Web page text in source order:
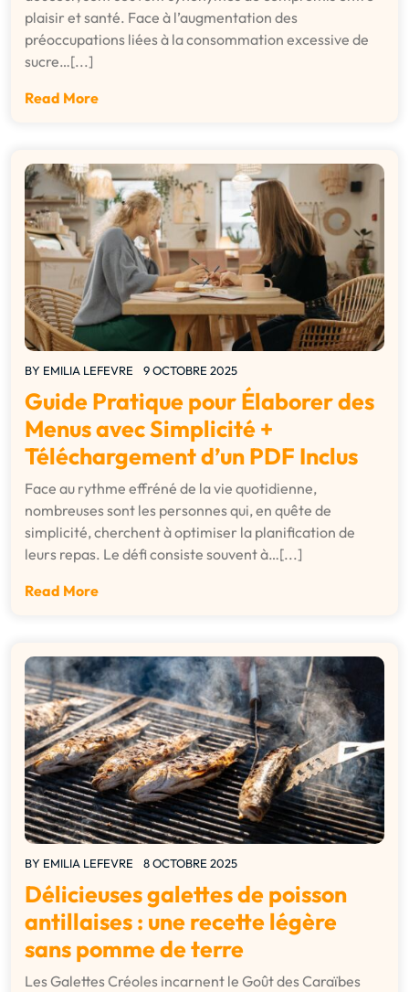
plaisir et santé. Face à l’augmentation des
préoccupations liées à la consommation excessive de
sucre…[...]
Read More
BY EMILIA LEFEVRE 9 OCTOBRE 2025
Guide Pratique pour Élaborer des
Menus avec Simplicité +
Téléchargement d’un PDF Inclus
Face au rythme effréné de la vie quotidienne,
nombreuses sont les personnes qui, en quête de
simplicité, cherchent à optimiser la planification de
leurs repas. Le défi consiste souvent à…[...]
Read More
BY EMILIA LEFEVRE 8 OCTOBRE 2025
Délicieuses galettes de poisson
antillaises : une recette légère
sans pomme de terre
Les Galettes Créoles incarnent le Goût des Caraïbes